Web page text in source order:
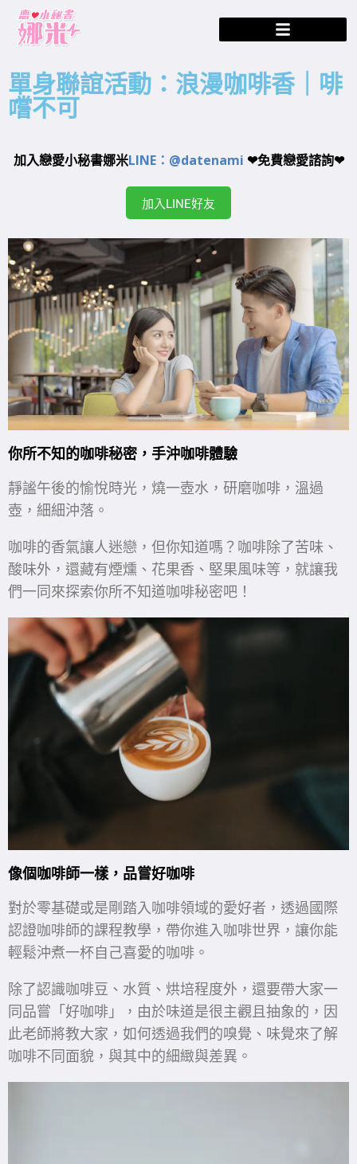
單身聯誼活動：浪漫咖啡香｜啡
嚐不可
加入戀愛小秘書娜米LINE：@datenami ❤免費戀愛諮詢❤
加入LINE好友
你所不知的咖啡秘密，手沖咖啡體驗
靜謐午後的愉悅時光，燒一壺水，研磨咖啡，溫過
壺，細細沖落。
咖啡的香氣讓人迷戀，但你知道嗎？咖啡除了苦味、
酸味外，還藏有煙燻、花果香、堅果風味等，就讓我
們一同來探索你所不知道咖啡秘密吧！
像個咖啡師一樣，品嘗好咖啡
對於零基礎或是剛踏入咖啡領域的愛好者，透過國際
認證咖啡師的課程教學，帶你進入咖啡世界，讓你能
輕鬆沖煮一杯自己喜愛的咖啡。
除了認識咖啡豆、水質、烘培程度外，還要帶大家一
同品嘗「好咖啡」，由於味道是很主觀且抽象的，因
此老師將教大家，如何透過我們的嗅覺、味覺來了解
咖啡不同面貌，與其中的細緻與差異。